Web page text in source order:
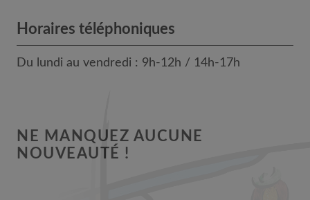
Horaires téléphoniques
Du lundi au vendredi : 9h-12h / 14h-17h
NE MANQUEZ AUCUNE
NOUVEAUTÉ !